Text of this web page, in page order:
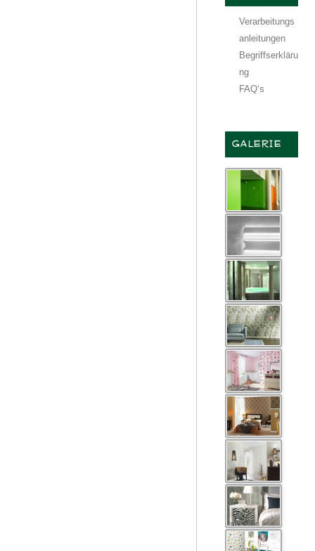
Verarbeitungs
anleitungen
Begriffserkläru
ng
FAQ‘s
GALERIE